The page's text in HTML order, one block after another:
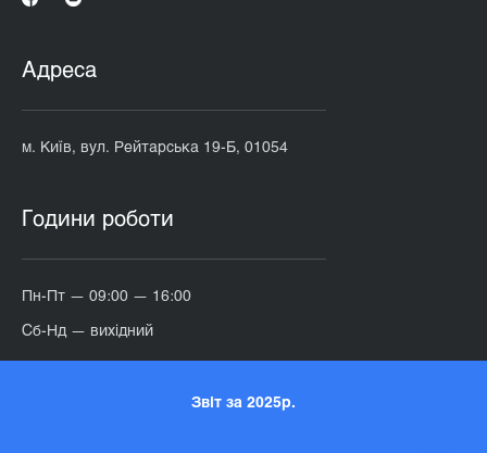
Адреса
м. Київ, вул. Рейтарська 19-Б, 01054
Години роботи
Пн-Пт — 09:00 — 16:00
Сб-Нд — вихідний
Звіт за 2025р.